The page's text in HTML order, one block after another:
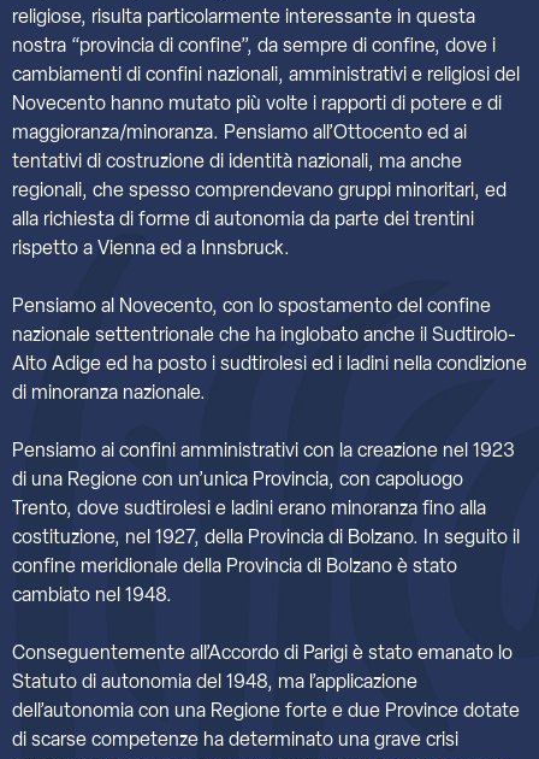
religiose, risulta particolarmente interessante in questa
nostra “provincia di confine”, da sempre di confine, dove i
cambiamenti di confini nazionali, amministrativi e religiosi del
Novecento hanno mutato più volte i rapporti di potere e di
maggioranza/minoranza. Pensiamo all’Ottocento ed ai
tentativi di costruzione di identità nazionali, ma anche
regionali, che spesso comprendevano gruppi minoritari, ed
alla richiesta di forme di autonomia da parte dei trentini
rispetto a Vienna ed a Innsbruck.
Pensiamo al Novecento, con lo spostamento del confine
nazionale settentrionale che ha inglobato anche il Sudtirolo-
Alto Adige ed ha posto i sudtirolesi ed i ladini nella condizione
di minoranza nazionale.
Pensiamo ai confini amministrativi con la creazione nel 1923
di una Regione con un’unica Provincia, con capoluogo
Trento, dove sudtirolesi e ladini erano minoranza fino alla
costituzione, nel 1927, della Provincia di Bolzano. In seguito il
confine meridionale della Provincia di Bolzano è stato
cambiato nel 1948.
Conseguentemente all’Accordo di Parigi è stato emanato lo
Statuto di autonomia del 1948, ma l’applicazione
dell’autonomia con una Regione forte e due Province dotate
di scarse competenze ha determinato una grave crisi